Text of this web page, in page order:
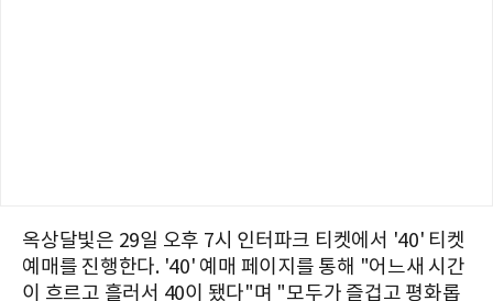
옥상달빛은 29일 오후 7시 인터파크 티켓에서 '40' 티켓
예매를 진행한다. '40' 예매 페이지를 통해 "어느새 시간
이 흐르고 흘러서 40이 됐다"며 "모두가 즐겁고 평화롭